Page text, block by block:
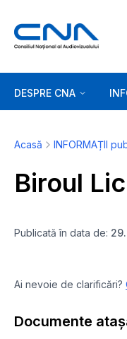
DESPRE CNA
Acasă INFORMAȚII
Biroul
Publicată în data de:
Ai nevoie de clarificări?
Documente